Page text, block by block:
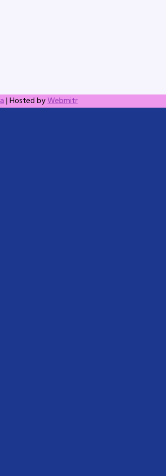
| Hosted byWebmitr